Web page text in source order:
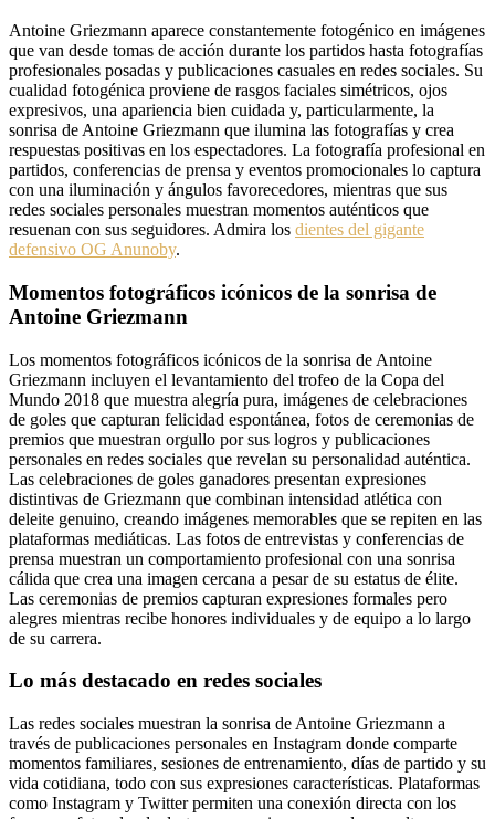
Antoine Griezmann aparece constantemente fotogénico en imágenes
que van desde tomas de acción durante los partidos hasta fotografías
profesionales posadas y publicaciones casuales en redes sociales. Su
cualidad fotogénica proviene de rasgos faciales simétricos, ojos
expresivos, una apariencia bien cuidada y, particularmente, la
sonrisa de Antoine Griezmann que ilumina las fotografías y crea
respuestas positivas en los espectadores. La fotografía profesional en
partidos, conferencias de prensa y eventos promocionales lo captura
con una iluminación y ángulos favorecedores, mientras que sus
redes sociales personales muestran momentos auténticos que
resuenan con sus seguidores. Admira los dientes del gigante
defensivo OG Anunoby.
Momentos fotográficos icónicos de la sonrisa de
Antoine Griezmann
Los momentos fotográficos icónicos de la sonrisa de Antoine
Griezmann incluyen el levantamiento del trofeo de la Copa del
Mundo 2018 que muestra alegría pura, imágenes de celebraciones
de goles que capturan felicidad espontánea, fotos de ceremonias de
premios que muestran orgullo por sus logros y publicaciones
personales en redes sociales que revelan su personalidad auténtica.
Las celebraciones de goles ganadores presentan expresiones
distintivas de Griezmann que combinan intensidad atlética con
deleite genuino, creando imágenes memorables que se repiten en las
plataformas mediáticas. Las fotos de entrevistas y conferencias de
prensa muestran un comportamiento profesional con una sonrisa
cálida que crea una imagen cercana a pesar de su estatus de élite.
Las ceremonias de premios capturan expresiones formales pero
alegres mientras recibe honores individuales y de equipo a lo largo
de su carrera.
Lo más destacado en redes sociales
Las redes sociales muestran la sonrisa de Antoine Griezmann a
través de publicaciones personales en Instagram donde comparte
momentos familiares, sesiones de entrenamiento, días de partido y su
vida cotidiana, todo con sus expresiones características. Plataformas
como Instagram y Twitter permiten una conexión directa con los